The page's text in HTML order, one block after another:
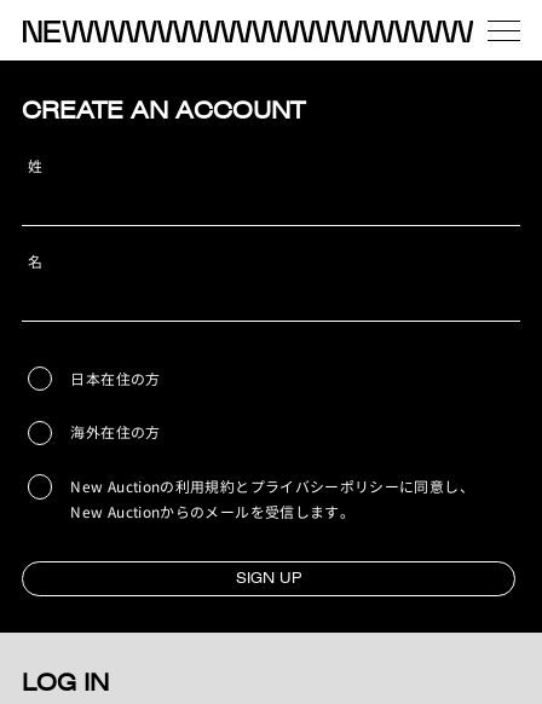
CREATE AN ACCOUNT
姓
名
日本在住の方
海外在住の方
New Auctionの利用規約とプライバシーポリシーに同意し、
New Auctionからのメールを受信します。
SIGN UP
LOG IN